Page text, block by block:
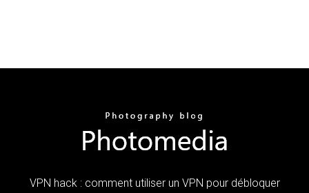
VPN hack : comment utiliser un VPN pour débloquer